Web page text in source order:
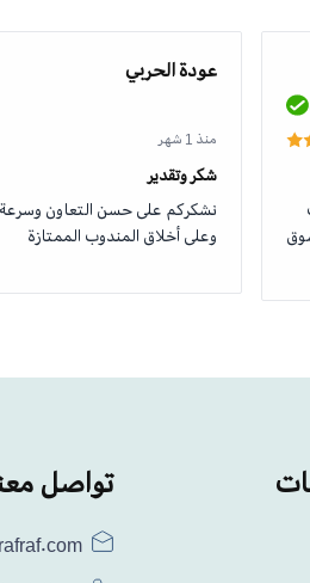
عودة الحربي
منذ 1 شهر
شكر وتقدير
نشكركم على حسن التعاون وسرعة
وعلى أخلاق المندوب الممتازة
تواصل